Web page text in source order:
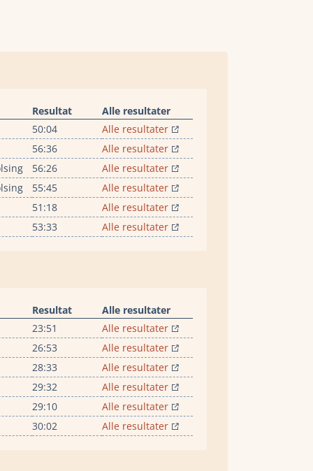
Resultat
Alle resultater
50:04
Alle resultater
56:36
Alle resultater
56:26
Alle resultater
55:45
Alle resultater
51:18
Alle resultater
53:33
Alle resultater
Resultat
Alle resultater
23:51
Alle resultater
26:53
Alle resultater
28:33
Alle resultater
29:32
Alle resultater
29:10
Alle resultater
30:02
Alle resultater